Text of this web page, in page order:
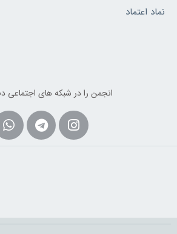
نماد اعتماد
انجمن را در شبکه های اجتماعی
Instagram